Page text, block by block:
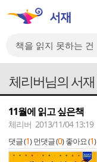
체리버님의 서재
11월에 읽고 싶은책
체리버 2013/11/04 13:19
댓글 (1) 먼댓글 (0) 좋아요 (1)